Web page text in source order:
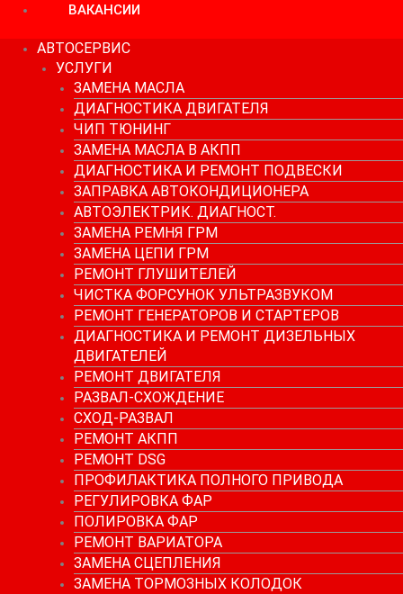
ВАКАНСИИ
АВТОСЕРВИС
УСЛУГИ
ЗАМЕНА МАСЛА
ДИАГНОСТИКА ДВИГАТЕЛЯ
ЧИП ТЮНИНГ
ЗАМЕНА МАСЛА В АКПП
ДИАГНОСТИКА И РЕМОНТ ПОДВЕСКИ
ЗАПРАВКА АВТОКОНДИЦИОНЕРА
АВТОЭЛЕКТРИК. ДИАГНОСТ.
ЗАМЕНА РЕМНЯ ГРМ
ЗАМЕНА ЦЕПИ ГРМ
РЕМОНТ ГЛУШИТЕЛЕЙ
ЧИСТКА ФОРСУНОК УЛЬТРАЗВУКОМ
РЕМОНТ ГЕНЕРАТОРОВ И СТАРТЕРОВ
ДИАГНОСТИКА И РЕМОНТ ДИЗЕЛЬНЫХ
ДВИГАТЕЛЕЙ
РЕМОНТ ДВИГАТЕЛЯ
РАЗВАЛ-СХОЖДЕНИЕ
СХОД-РАЗВАЛ
РЕМОНТ АКПП
РЕМОНТ DSG
ПРОФИЛАКТИКА ПОЛНОГО ПРИВОДА
РЕГУЛИРОВКА ФАР
ПОЛИРОВКА ФАР
РЕМОНТ ВАРИАТОРА
ЗАМЕНА СЦЕПЛЕНИЯ
ЗАМЕНА ТОРМОЗНЫХ КОЛОДОК